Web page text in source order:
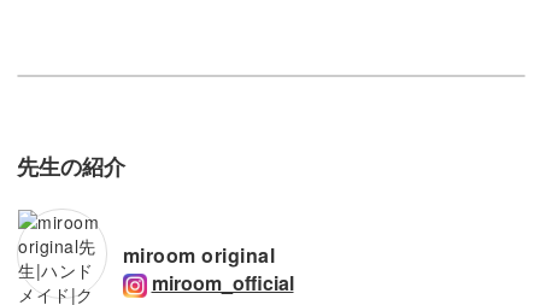
先生の紹介
miroom original
miroom_official